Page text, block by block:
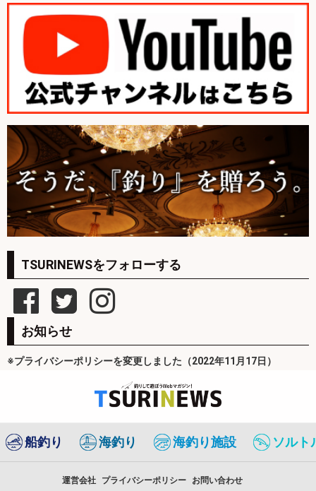
TSURINEWSをフォローする
お知らせ
※プライバシーポリシーを変更しました（2022年11月17日）
船釣り 海釣り 海釣り施設 ソルト
運営会社 プライバシーポリシー お問い合わせ